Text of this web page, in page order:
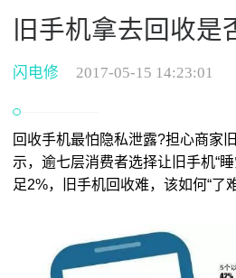
旧手机拿去回收是
闪电修 2017-05-15 14:23:01
回收手机最怕隐私泄露?担心商家
示，逾七层消费者选择让旧手机“
足2%，旧手机回收难，该如何“了